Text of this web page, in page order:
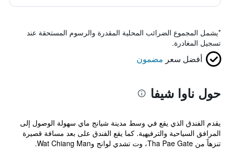
*يشمل المجموع الضرائب المحلية المقدرة والرسوم المستحقة عند
تسجيل المغادرة.
أفضل سعر مضمون
حول ناوا شيفا
يقدم الفندق الذي يقع في وسط مدينة شيانج ماي سهولة الوصول إلى
المرافق السياحية والترفيهية. كما يقع الفندق على بعد مسافة قصيرة
تنزهاً من Tha Pae Gate، وت تشدي لوانج وWat Chiang Man.